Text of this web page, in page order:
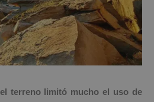
terreno limitó mucho el uso de